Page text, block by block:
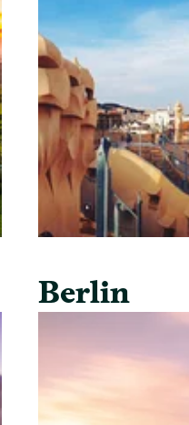
Berlin